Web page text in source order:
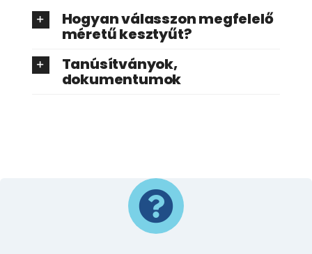
Hogyan válasszon megfelelő
méretű kesztyűt?
Tanúsítványok,
dokumentumok